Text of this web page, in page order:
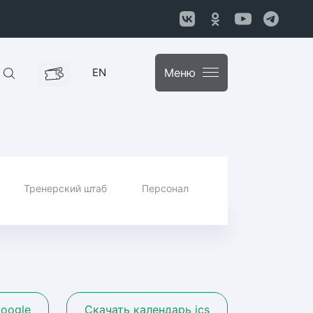
EN Меню
Тренерский штаб Персонал
Скачать календарь ics